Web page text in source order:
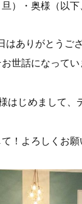
）・奥様（以
はありがとうご
世話になって
はじめまして
！よろしくお願